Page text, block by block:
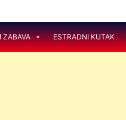
ZABAVA ESTRADNI KUTAK